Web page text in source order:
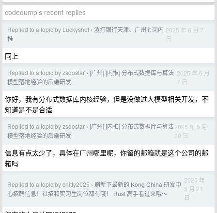
codedump's recent replies
Replied to a topic by Luckyshot › 渣打银行天津、广州 it 岗内
推
2025 年 6 月 7
日
同上
Replied to a topic by zsdostar › [广州] [内推] 分布式数据库与算法
模型落地经验的后端研发
2025 年 6 月
7 日
你好，我有分布式数据库内核经验，但是没做过大模型相关开发，不
知道是不是合适
Replied to a topic by zsdostar › [广州] [内推] 分布式数据库与算法
模型落地经验的后端研发
2025 年 5 月
30 日
信息有点太少了，具体在广州哪里呢，你留的邮箱就是这个公司的邮
箱吗
Replied to a topic by chitty2025 › 刷新下最新的 Kong China 研发中
心招聘信息！社招和实习生岗位都有哦！ Rust 高手看过来哦～
2025 年
5 月 21
日